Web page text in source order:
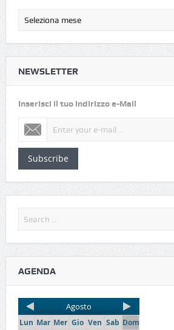
NEWSLETTER
Inserisci il tuo indirizzo e-Mail
Subscribe
AGENDA
Agosto
Lun Mar Mer Gio Ven Sab Dom